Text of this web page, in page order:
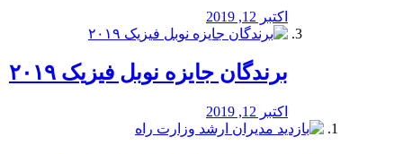
اکتبر 12, 2019
برندگان جایزه نوبل فیزیک ۲۰۱۹
اکتبر 12, 2019